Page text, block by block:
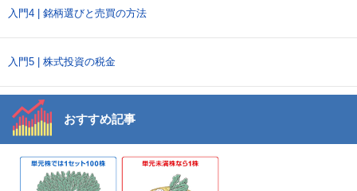
入門4 | 銘柄選びと売買の方法
入門5 | 株式投資の税金
おすすめ記事